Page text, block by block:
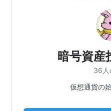
暗号資産
36人
仮想通貨の